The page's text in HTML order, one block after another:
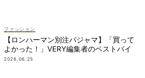
ファッション
【ロンハーマン別注パジャマ】「買って
よかった！」VERY編集者のベストバイ
2026.06.25